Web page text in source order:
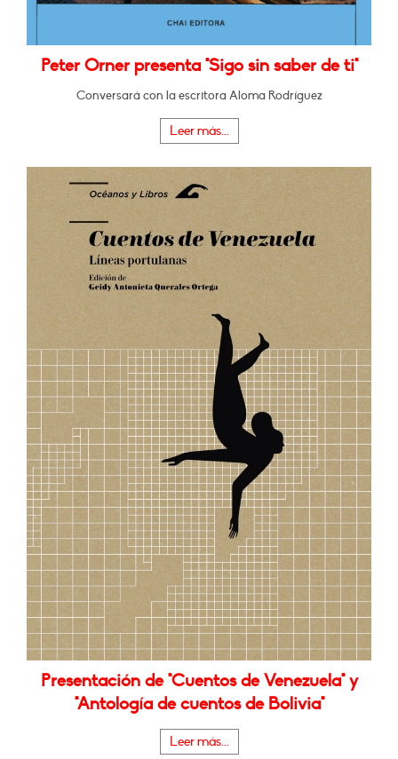
Peter Orner presenta "Sigo sin saber de ti"
Conversará con la escritora Aloma Rodríguez
Leer más...
Presentación de "Cuentos de Venezuela" y
"Antología de cuentos de Bolivia"
Leer más...